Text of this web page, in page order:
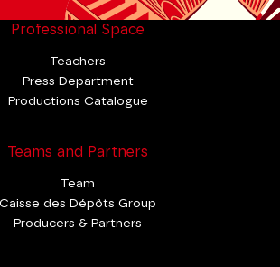
Professional Space
Teachers
Press Department
Productions Catalogue
Teams and Partners
Team
Caisse des Dépôts Group
Producers & Partners